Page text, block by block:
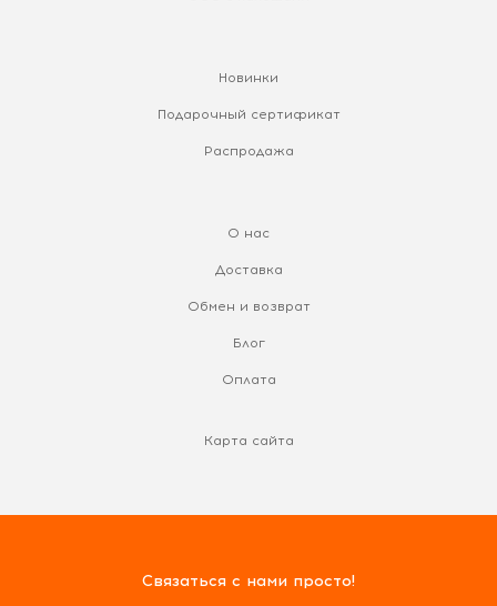
Новинки
Подарочный сертификат
Распродажа
О нас
Доставка
Обмен и возврат
Блог
Оплата
Карта сайта
Связаться с нами просто!